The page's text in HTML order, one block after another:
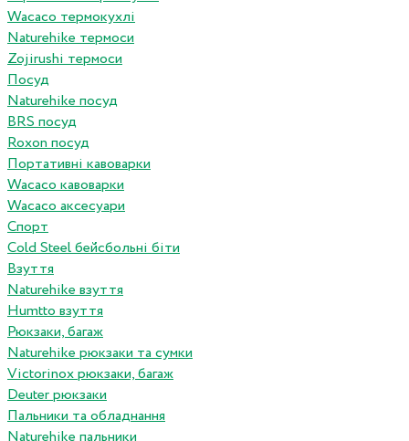
Wacaco термокухлі
Naturehike термоси
Zojirushi термоси
Посуд
Naturehike посуд
BRS посуд
Roxon посуд
Портативні кавоварки
Wacaco кавоварки
Wacaco аксесуари
Спорт
Cold Steel бейсбольні біти
Взуття
Naturehike взуття
Humtto взуття
Рюкзаки, багаж
Naturehike рюкзаки та сумки
Victorinox рюкзаки, багаж
Deuter рюкзаки
Пальники та обладнання